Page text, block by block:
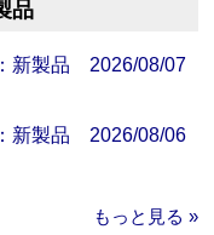
品
新製品 2026/08/07
新製品 2026/08/06
もっと見る »